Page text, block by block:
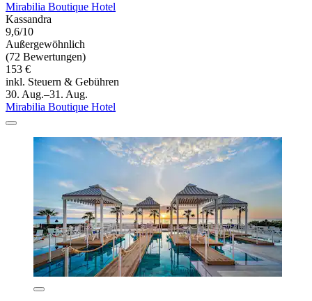
Mirabilia Boutique Hotel
Kassandra
9,6/10
Außergewöhnlich
(72 Bewertungen)
153 €
inkl. Steuern & Gebühren
30. Aug.–31. Aug.
Mirabilia Boutique Hotel